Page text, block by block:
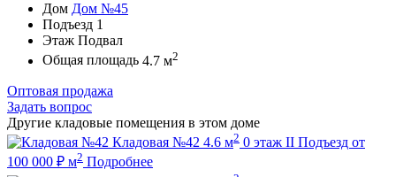
Дом Дом №45
Подъезд 1
Этаж Подвал
Общая площадь 4.7 м2
Оптовая продажа
Задать вопрос
Другие кладовые помещения в этом доме
Кладовая №42 4.6 м2 0 этаж II Подъезд от
100 000 ₽ м2 Подробнее